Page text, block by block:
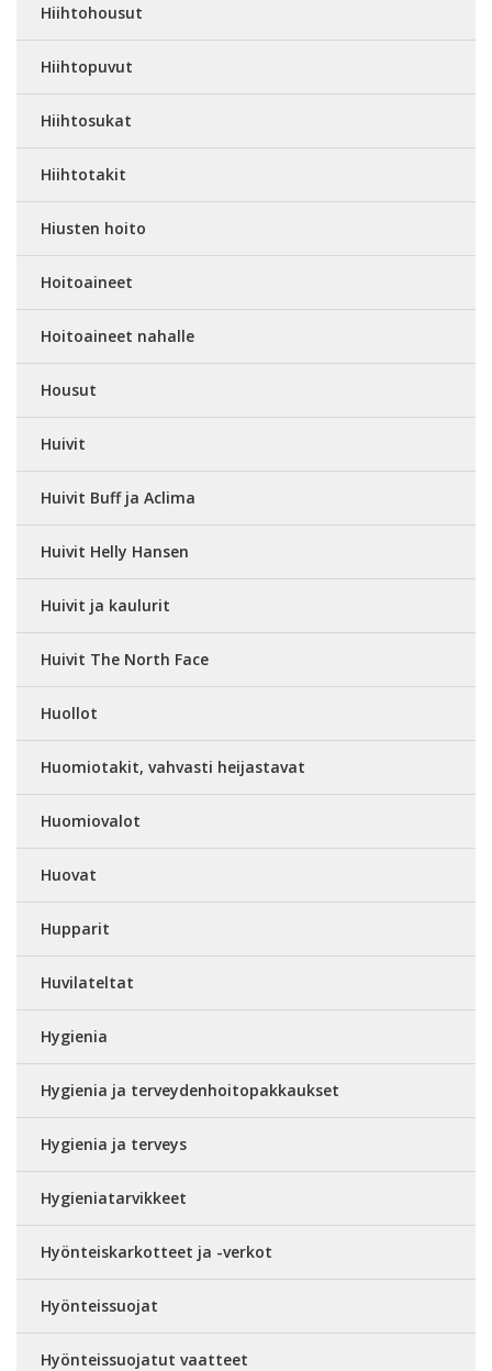
Hiihtohousut
Hiihtopuvut
Hiihtosukat
Hiihtotakit
Hiusten hoito
Hoitoaineet
Hoitoaineet nahalle
Housut
Huivit
Huivit Buff ja Aclima
Huivit Helly Hansen
Huivit ja kaulurit
Huivit The North Face
Huollot
Huomiotakit, vahvasti heijastavat
Huomiovalot
Huovat
Hupparit
Huvilateltat
Hygienia
Hygienia ja terveydenhoitopakkaukset
Hygienia ja terveys
Hygieniatarvikkeet
Hyönteiskarkotteet ja -verkot
Hyönteissuojat
Hyönteissuojatut vaatteet